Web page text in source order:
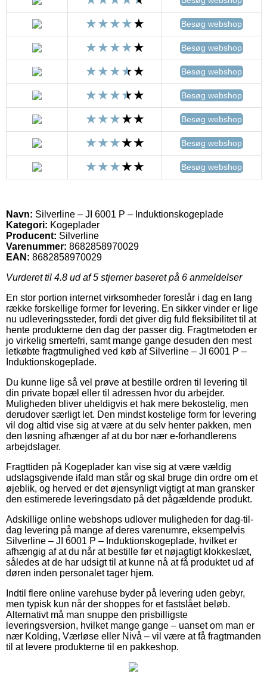
Besøg webshop
Besøg webshop
Besøg webshop
Besøg webshop
Besøg webshop
Besøg webshop
Besøg webshop
Navn: Silverline – JI 6001 P – Induktionskogeplade
Kategori: Kogeplader
Producent: Silverline
Varenummer: 8682858970029
EAN: 8682858970029
Vurderet til 4.8 ud af 5 stjerner baseret på 6 anmeldelser
En stor portion internet virksomheder foreslår i dag en lang
række forskellige former for levering. En sikker vinder er lige
nu udleveringssteder, fordi det giver dig fuld fleksibilitet til at
hente produkterne den dag der passer dig. Fragtmetoden er
jo virkelig smertefri, samt mange gange desuden den mest
letkøbte fragtmulighed ved køb af Silverline – JI 6001 P –
Induktionskogeplade.
Du kunne lige så vel prøve at bestille ordren til levering til
din private bopæl eller til adressen hvor du arbejder.
Muligheden bliver uheldigvis et hak mere bekostelig, men
derudover særligt let. Den mindst kostelige form for levering
vil dog altid vise sig at være at du selv henter pakken, men
den løsning afhænger af at du bor nær e-forhandlerens
arbejdslager.
Fragttiden på Kogeplader kan vise sig at være vældig
udslagsgivende ifald man står og skal bruge din ordre om et
øjeblik, og herved er det øjensynligt vigtigt at man gransker
den estimerede leveringsdato på det pågældende produkt.
Adskillige online webshops udlover muligheden for dag-til-
dag levering på mange af deres varenumre, eksempelvis
Silverline – JI 6001 P – Induktionskogeplade, hvilket er
afhængig af at du når at bestille før et nøjagtigt klokkeslæt,
således at de har udsigt til at kunne nå at få produktet ud af
døren inden personalet tager hjem.
Indtil flere online varehuse byder på levering uden gebyr,
men typisk kun når der shoppes for et fastslået beløb.
Alternativt må man snuppe den prisbilligste
leveringsversion, hvilket mange gange – uanset om man er
nær Kolding, Værløse eller Nivå – vil være at få fragtmanden
til at levere produkterne til en pakkeshop.